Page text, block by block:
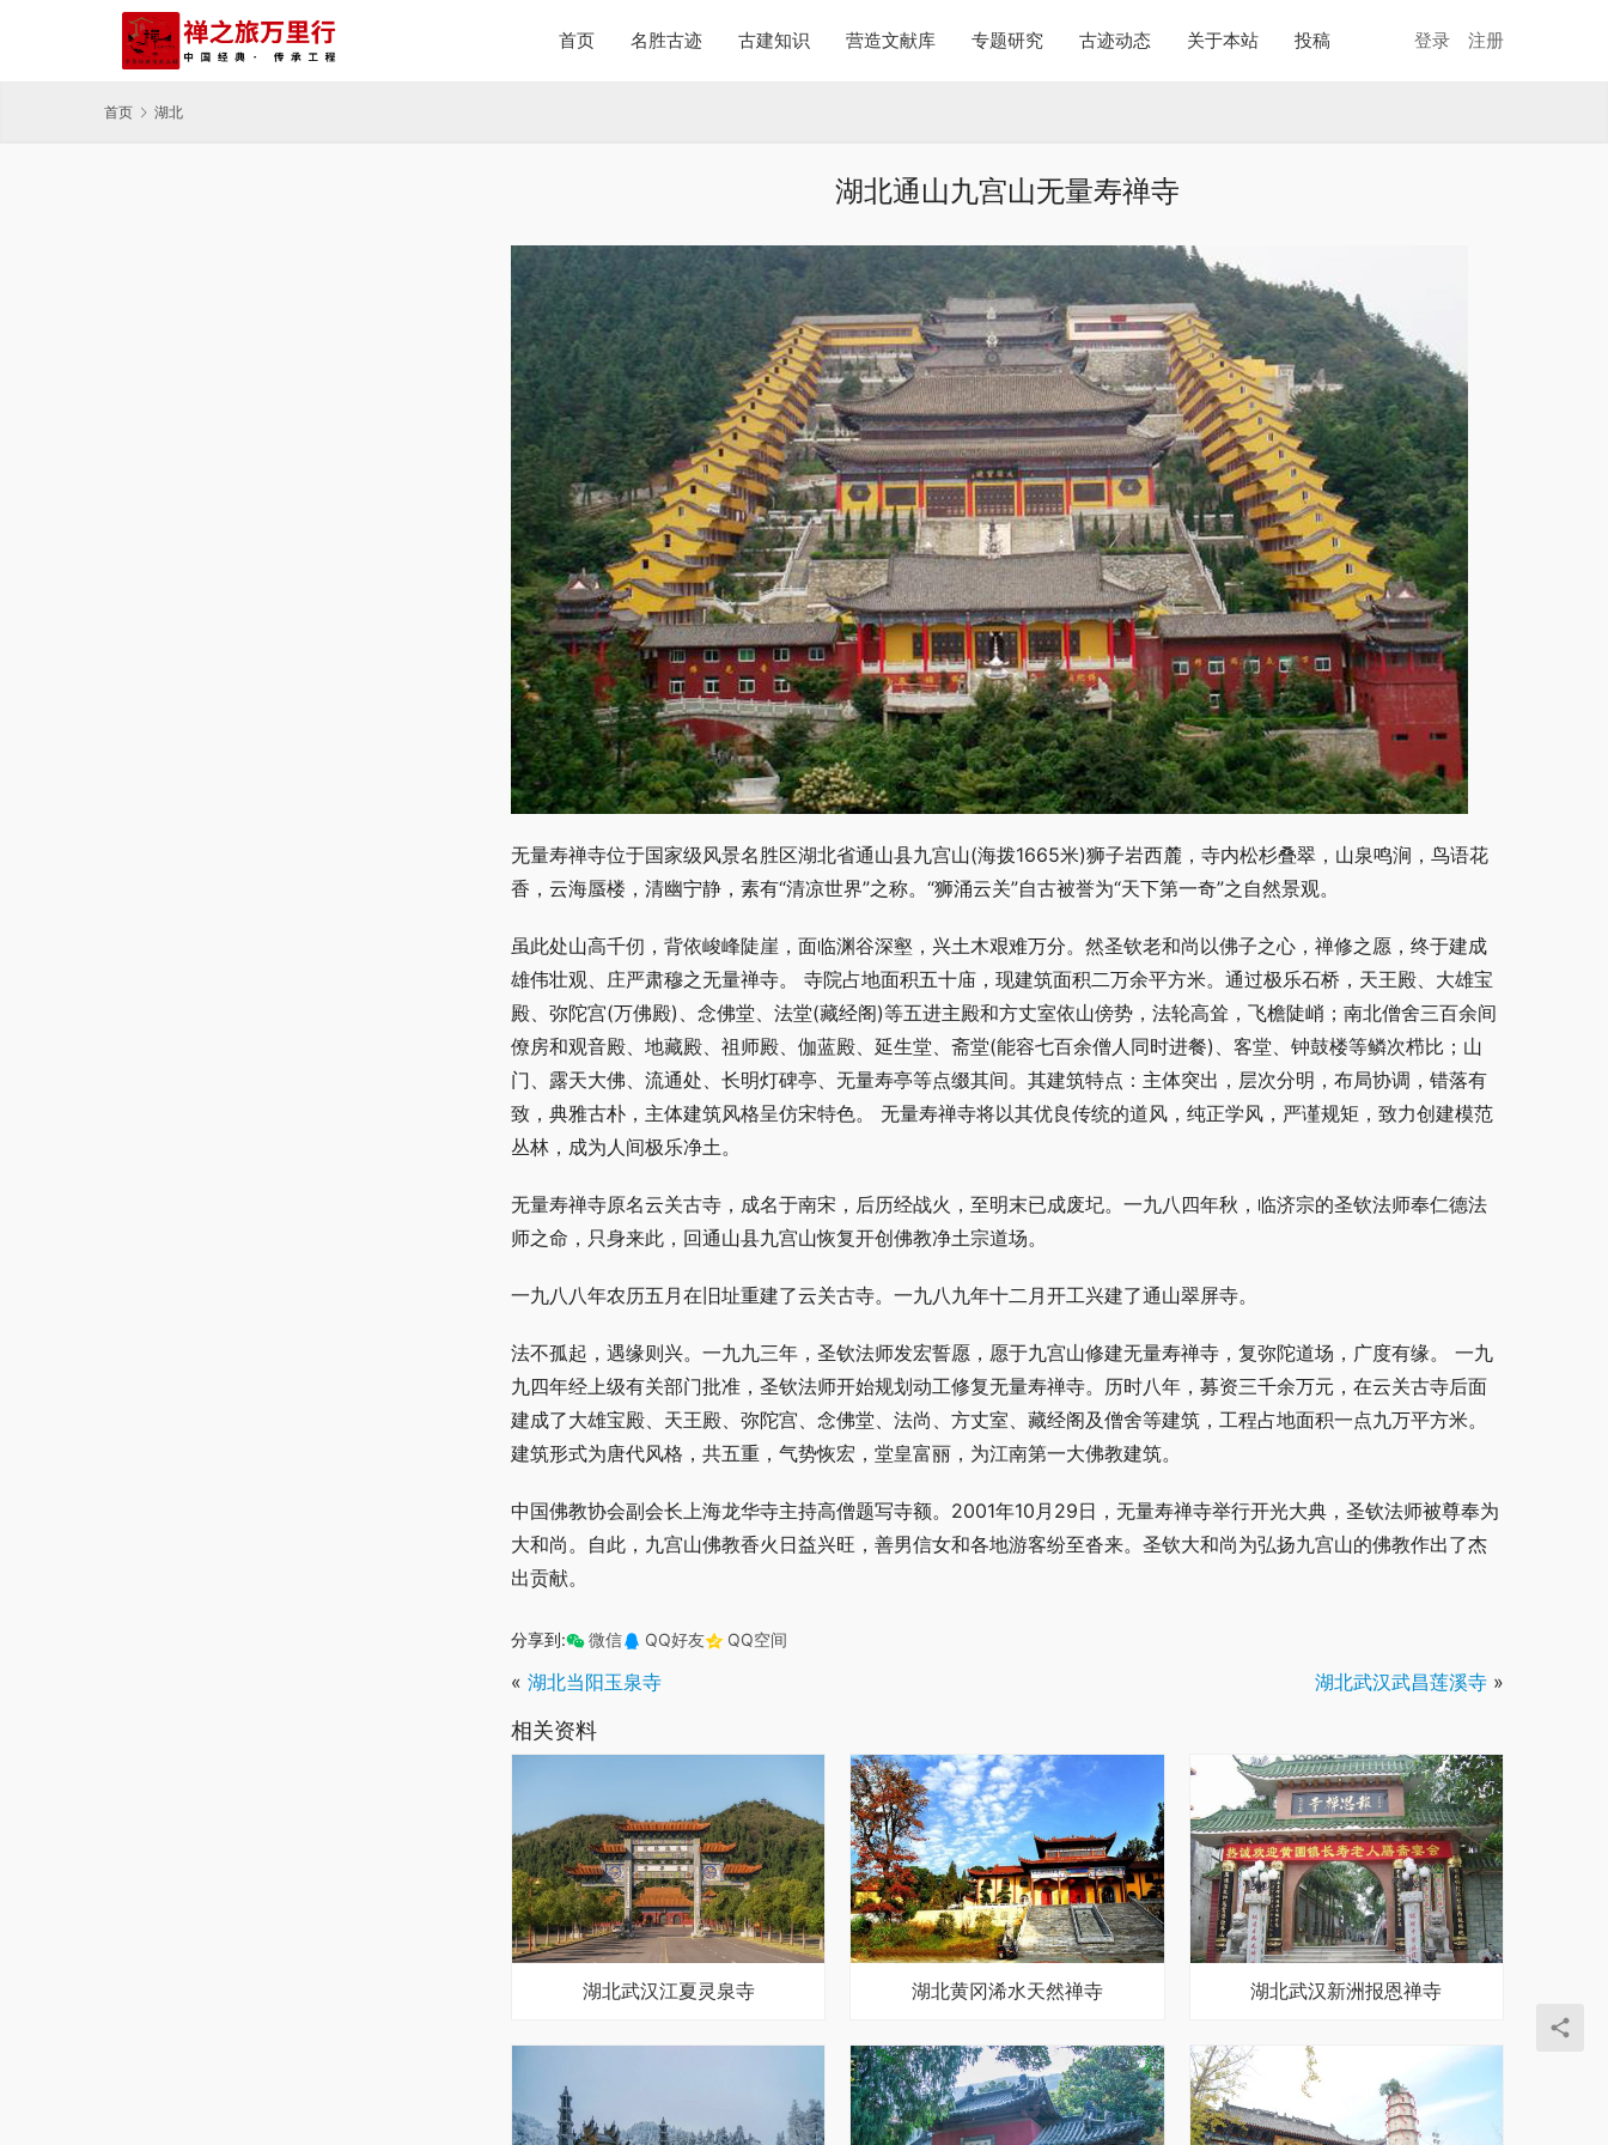
首页 名胜古迹 古建知识 营造文献库 专题研究 古迹动态 关于本站 投稿 登录 注册
首页 湖北
湖北通山九宫山无量寿禅寺
无量寿禅寺位于国家级风景名胜区湖北省通山县九宫山(海拨1665米)狮子岩西麓，寺内松杉叠翠，山泉鸣涧，鸟语花
香，云海蜃楼，清幽宁静，素有“清凉世界”之称。“狮涌云关”自古被誉为“天下第一奇”之自然景观。
虽此处山高千仞，背依峻峰陡崖，面临渊谷深壑，兴土木艰难万分。然圣钦老和尚以佛子之心，禅修之愿，终于建成
雄伟壮观、庄严肃穆之无量禅寺。 寺院占地面积五十庙，现建筑面积二万余平方米。通过极乐石桥，天王殿、大雄宝
殿、弥陀宫(万佛殿)、念佛堂、法堂(藏经阁)等五进主殿和方丈室依山傍势，法轮高耸，飞檐陡峭；南北僧舍三百余间
僚房和观音殿、地藏殿、祖师殿、伽蓝殿、延生堂、斋堂(能容七百余僧人同时进餐)、客堂、钟鼓楼等鳞次栉比；山
门、露天大佛、流通处、长明灯碑亭、无量寿亭等点缀其间。其建筑特点：主体突出，层次分明，布局协调，错落有
致，典雅古朴，主体建筑风格呈仿宋特色。 无量寿禅寺将以其优良传统的道风，纯正学风，严谨规矩，致力创建模范
丛林，成为人间极乐净土。
无量寿禅寺原名云关古寺，成名于南宋，后历经战火，至明末已成废圮。一九八四年秋，临济宗的圣钦法师奉仁德法
师之命，只身来此，回通山县九宫山恢复开创佛教净土宗道场。
一九八八年农历五月在旧址重建了云关古寺。一九八九年十二月开工兴建了通山翠屏寺。
法不孤起，遇缘则兴。一九九三年，圣钦法师发宏誓愿，愿于九宫山修建无量寿禅寺，复弥陀道场，广度有缘。 一九
九四年经上级有关部门批准，圣钦法师开始规划动工修复无量寿禅寺。历时八年，募资三千余万元，在云关古寺后面
建成了大雄宝殿、天王殿、弥陀宫、念佛堂、法尚、方丈室、藏经阁及僧舍等建筑，工程占地面积一点九万平方米。
建筑形式为唐代风格，共五重，气势恢宏，堂皇富丽，为江南第一大佛教建筑。
中国佛教协会副会长上海龙华寺主持高僧题写寺额。2001年10月29日，无量寿禅寺举行开光大典，圣钦法师被尊奉为
大和尚。自此，九宫山佛教香火日益兴旺，善男信女和各地游客纷至沓来。圣钦大和尚为弘扬九宫山的佛教作出了杰
出贡献。
分享到: 微信 QQ好友 QQ空间
« 湖北当阳玉泉寺 湖北武汉武昌莲溪寺 »
相关资料
湖北武汉江夏灵泉寺 湖北黄冈浠水天然禅寺 湖北武汉新洲报恩禅寺